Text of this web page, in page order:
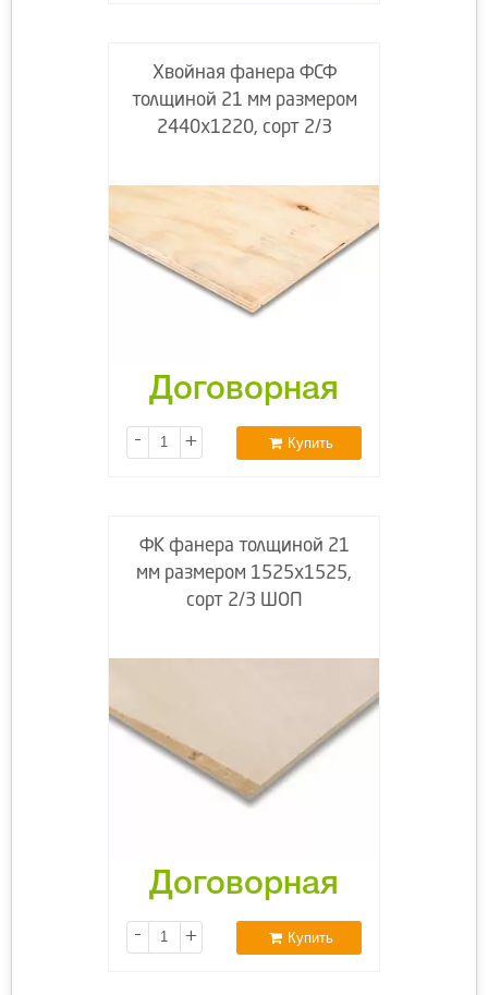
Хвойная фанера ФСФ
толщиной 21 мм размером
2440х1220, сорт 2/3
Договорная
- + Купить
ФК фанера толщиной 21
мм размером 1525х1525,
сорт 2/3 ШОП
Договорная
- + Купить